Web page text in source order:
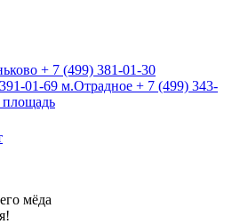
+ 7 (499) 381-01-30
01-69 м.Отрадное + 7 (499) 343-
площадь
мёда